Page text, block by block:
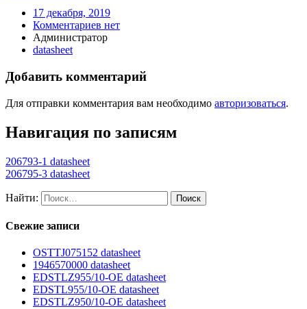
17 декабря, 2019
Комментариев нет
Администратор
datasheet
Добавить комментарий
Для отправки комментария вам необходимо авторизоваться.
Навигация по записям
206793-1 datasheet
206795-3 datasheet
Найти:
Свежие записи
OSTTJ075152 datasheet
1946570000 datasheet
EDSTLZ955/10-OE datasheet
EDSTL955/10-OE datasheet
EDSTLZ950/10-OE datasheet